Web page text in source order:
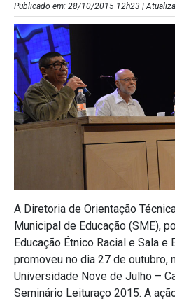
Publicado em: 28/10/2015 12h23 |
A Diretoria de Orientação
Municipal de Educação (SME),
Educação Étnico Racial e Sala e
promoveu no dia 27 de outubro,
Universidade Nove de Julho –
Seminário Leituraço 2015. A